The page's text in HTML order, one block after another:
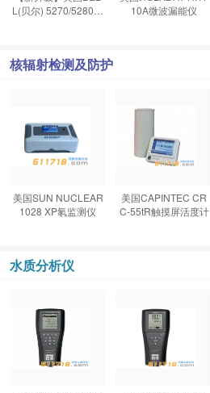
L(贝尔) 5270/5280霍
10A微波漏能仪
核辐射检测及防护
美国SUN NUCLEAR
1028 XP氡监测仪
美国CAPINTEC CR
C-55tR触摸屏活度计
水质分析仪